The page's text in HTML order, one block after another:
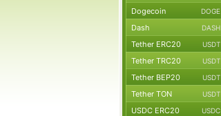
Dogecoin DOGE
Dash DASH
Tether ERC20 USDT
Tether TRC20 USDT
Tether BEP20 USDT
Tether TON USDT
USDC ERC20 USDC